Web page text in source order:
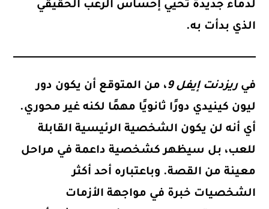
لدماء جديدة تحيي إحساس الرعب الحقيقي
الذي بدأت به.
فيريزدنت إيفل 9 ، من المتوقع أن يكون دور
ليون كينيدي دورًا ثانويًا مهمًا لكنه غير محوري.
أي أنه لن يكون الشخصية الرئيسية القابلة
للعب، بل سيظهر كشخصية داعمة في مراحل
معينة من القصة. وباعتباره أحد أكثر
الشخصيات خبرة في مواجهة الأزمات